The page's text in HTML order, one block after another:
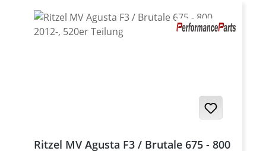
Agusta: · Brutale 675 2012-15 · Brutale 800
2012-15 · Brutale 800 2016 -18 · Brutale 800
RR 2015-16 · Brutale 800 RR 2017-18 ·
800 2015 · Turismo Veloce 800 2015-18
Ritzel MV Agusta F3 / Brutale 675 - 800